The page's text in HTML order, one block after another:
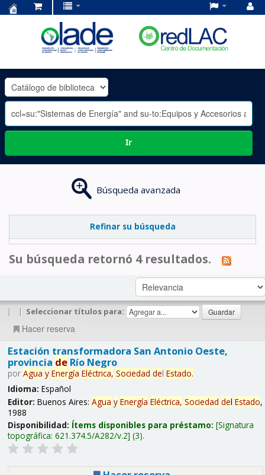
OLADE
-
Ir
Búsqueda avanzada
Refinar su búsqueda
Su búsqueda retornó 4 resultados.
| | Seleccionar títulos para:
Hacer reserva
Estación transformadora San Antonio Oeste,
provincia deRío Negro
por Agua y Energía Eléctrica, Sociedad del Estado.
Idioma: Español
Editor: Buenos Aires: Agua y Energía Eléctrica, Sociedad del Estado,
1988
Disponibilidad: Ítems disponibles para préstamo: Signatura
topográfica: 621.374.5/A282/v.2 (3).